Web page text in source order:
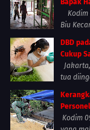
Bapak
Kodim
Biu
DBD
Cukup
tua
Kodim